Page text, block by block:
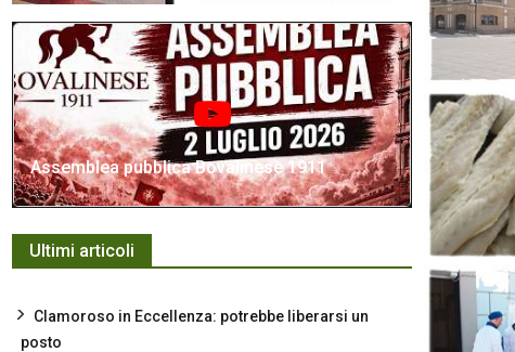
Assemblea pubblica Bovalinese 1911
Ultimi articoli
Clamoroso in Eccellenza: potrebbe liberarsi un
posto